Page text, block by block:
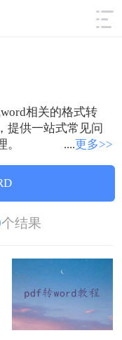
筛选
相关的格式转
提供一站式常见问
....更多>>
个结果